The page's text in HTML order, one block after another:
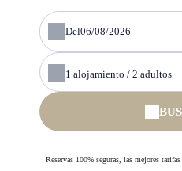
Del
1 alojamiento / 2 adultos
Reservas 100% seguras, las mejores